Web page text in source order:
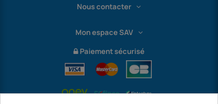
Nous contacter
Mon espace SAV
Paiement sécurisé